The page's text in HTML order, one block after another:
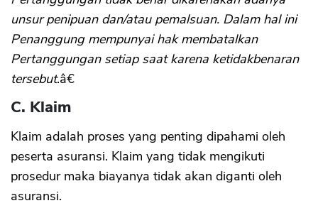
unsur penipuan dan/atau pemalsuan. Dalam hal ini
Penanggung mempunyai hak membatalkan
Pertanggungan setiap saat karena ketidakbenaran
tersebut.â€
C. Klaim
Klaim adalah proses yang penting dipahami oleh
peserta asuransi. Klaim yang tidak mengikuti
prosedur maka biayanya tidak akan diganti oleh
asuransi.